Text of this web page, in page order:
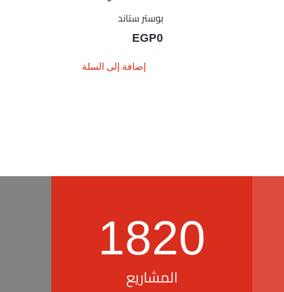
بوستر ستاند
EGP0
إضافة إلى السلة
1820
المشاريع